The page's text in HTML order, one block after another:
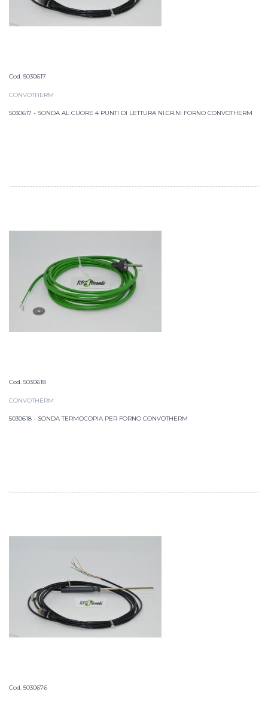
Cod. 5030617
CONVOTHERM
5030617 - SONDA AL CUORE 4 PUNTI DI LETTURA NI.CR.NI FORNO CONVOTHERM
Cod. 5030618
CONVOTHERM
5030618 - SONDA TERMOCOPIA PER FORNO CONVOTHERM
Cod. 5030676